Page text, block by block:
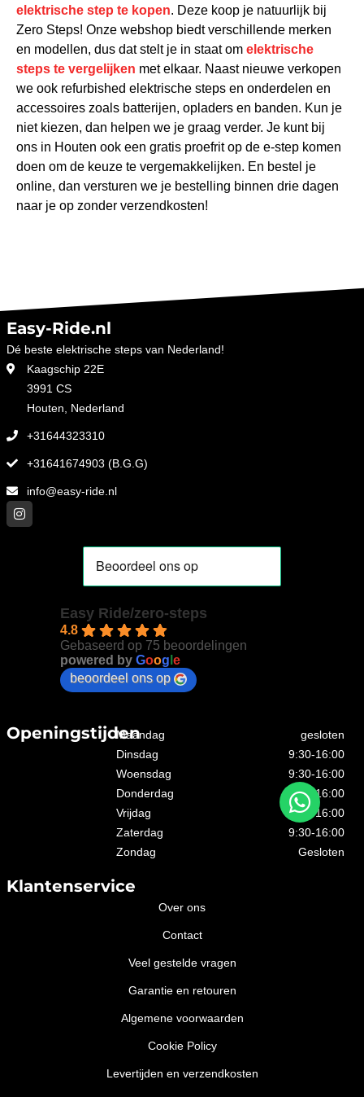
elektrische step te kopen. Deze koop je natuurlijk bij
Zero Steps! Onze webshop biedt verschillende merken
en modellen, dus dat stelt je in staat om elektrische
steps te vergelijken met elkaar. Naast nieuwe verkopen
we ook refurbished elektrische steps en onderdelen en
accessoires zoals batterijen, opladers en banden. Kun je
niet kiezen, dan helpen we je graag verder. Je kunt bij
ons in Houten ook een gratis proefrit op de e-step komen
doen om de keuze te vergemakkelijken. En bestel je
online, dan versturen we je bestelling binnen drie dagen
naar je op zonder verzendkosten!
Easy-Ride.nl
Dé beste elektrische steps van Nederland!
Kaagschip 22E
3991 CS
Houten, Nederland
+31644323310
+31641674903 (B.G.G)
info@easy-ride.nl
Easy Ride/zero-steps
4.8
Gebaseerd op 75 beoordelingen
powered by Goog e
beoordeel ons op
OpeningstijdenMaandag
gesloten
Dinsdag
9:30-16:00
Woensdag
9:30-16:00
Donderdag
9:30-16:00
Vrijdag
9:30-16:00
Zaterdag
9:30-16:00
Zondag
Gesloten
Klantenservice
Over ons
Contact
Veel gestelde vragen
Garantie en retouren
Algemene voorwaarden
Cookie Policy
Levertijden en verzendkosten